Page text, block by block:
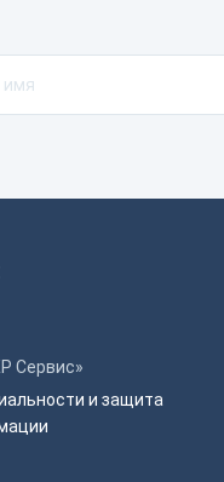
Сервис»
и защита